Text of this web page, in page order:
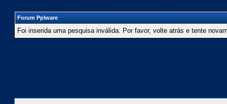
Forum Pplware
Foi inserida uma pesquisa inválida. Por favor, volte atrás e tente